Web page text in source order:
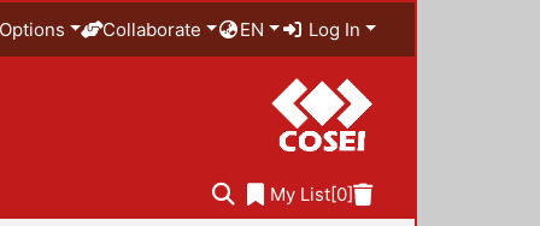
Options Collaborate EN Log In
My List[0]